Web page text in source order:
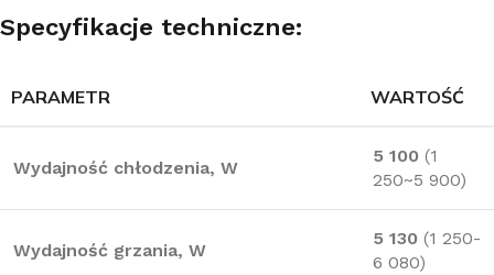
Specyfikacje techniczne:
PARAMETR WARTOŚĆ
Wydajność chłodzenia, W
5 100 (1
250~5 900)
Wydajność grzania, W
5 130 (1 250-
6 080)